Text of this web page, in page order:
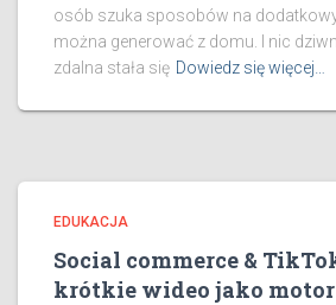
osób szuka sposobów na
można generować z domu. I nic
zdalna stała się Dowiedz się więcej…
EDUKACJA
Social commerce &
krótkie wideo jako motor